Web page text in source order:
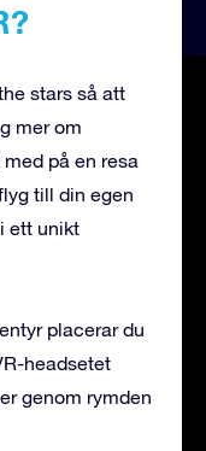
stars så att
mer om
på en resa
till din egen
ett unikt
placerar du
headsetet
genom rymden